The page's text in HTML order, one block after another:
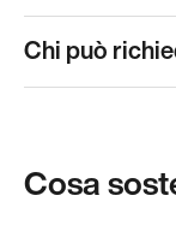
Chi può
Cosa